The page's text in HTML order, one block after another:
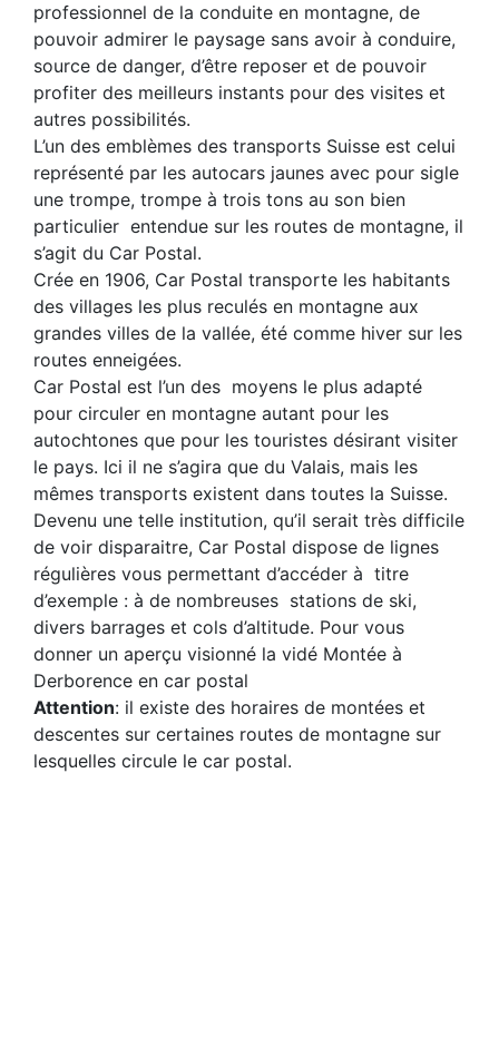
professionnel de la conduite en montagne, de
pouvoir admirer le paysage sans avoir à conduire,
source de danger, d’être reposer et de pouvoir
profiter des meilleurs instants pour des visites et
autres possibilités.
L’un des emblèmes des transports Suisse est celui
représenté par les autocars jaunes avec pour sigle
une trompe, trompe à trois tons au son bien
particulier entendue sur les routes de montagne, il
s’agit du Car Postal.
Crée en 1906, Car Postal transporte les habitants
des villages les plus reculés en montagne aux
grandes villes de la vallée, été comme hiver sur les
routes enneigées.
Car Postal est l’un des moyens le plus adapté
pour circuler en montagne autant pour les
autochtones que pour les touristes désirant visiter
le pays. Ici il ne s’agira que du Valais, mais les
mêmes transports existent dans toutes la Suisse.
Devenu une telle institution, qu’il serait très difficile
de voir disparaitre, Car Postal dispose de lignes
régulières vous permettant d’accéder à titre
d’exemple : à de nombreuses stations de ski,
divers barrages et cols d’altitude. Pour vous
donner un aperçu visionné la vidé Montée à
Derborence en car postal
Attention: il existe des horaires de montées et
descentes sur certaines routes de montagne sur
lesquelles circule le car postal.